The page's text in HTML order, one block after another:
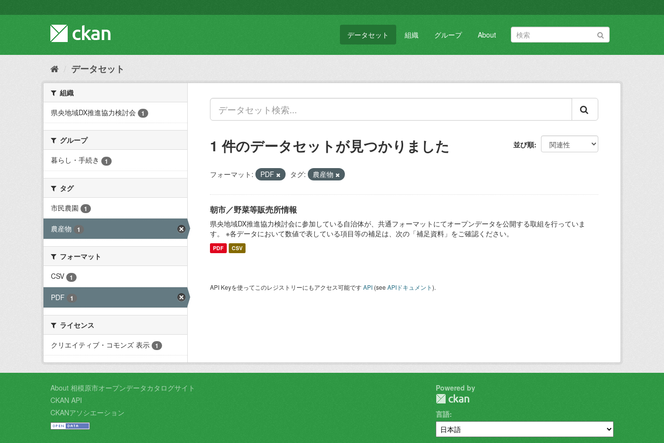
キ
て
データセット 組織 グループ About
データセット
組織
県央地域DX推進協力検討会
1
グループ
暮らし・手続き
1
タグ
市民農園
1
農産物 1
フォーマット
CSV
1
PDF 1
ライセンス
クリエイティブ・コモンズ 表示
1
並び順
1 件のデータセットが見つかりました
フォーマット: PDF タグ: 農産物
朝市／野菜等販売所情報
県央地域DX推進協力検討会に参加している自治体が、共通フォーマットにてオープンデータを公開する取組を行っていま
す。 ※各データにおいて数値で表している項目等の補足は、次の「補足資料」をご確認ください。
PDF CSV
API Keyを使ってこのレジストリーにもアクセス可能ですAPI (see APIドキュメント).
About 相模原市オープンデータカタログサイト
CKAN API
CKANアソシエーション
Powered by
言語